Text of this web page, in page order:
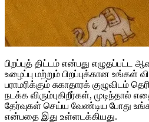
பிறப்புத் திட்டம் என்பது
உழைப்பு மற்றும் பிறப்புக்கான
பராமரிக்கும் சுகாதாரக் குழுவிடம்
நடக்க விரும்புகிறீர்கள், முடிந்தால்
தேர்வுகள் செய்ய வேண்டிய போது
என்பதை இது உள்ளடக்கியது.